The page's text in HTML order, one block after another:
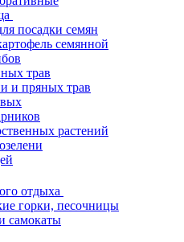
посадки семян
семянной
трав
и пряных трав
растений
отдыха
горки, песочницы
самокаты